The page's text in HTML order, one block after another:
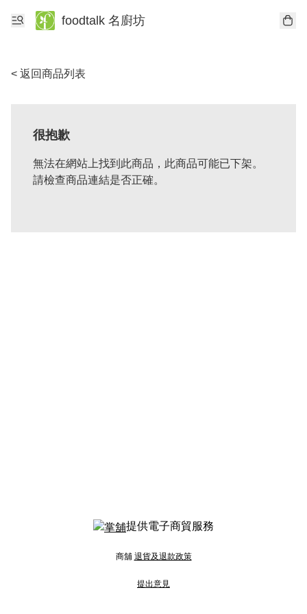
foodtalk 名廚坊
< 返回商品列表
很抱歉
無法在網站上找到此商品，此商品可能已下架。
請檢查商品連結是否正確。
提供電子商貿服務
商舖 退貨及退款政策
提出意見